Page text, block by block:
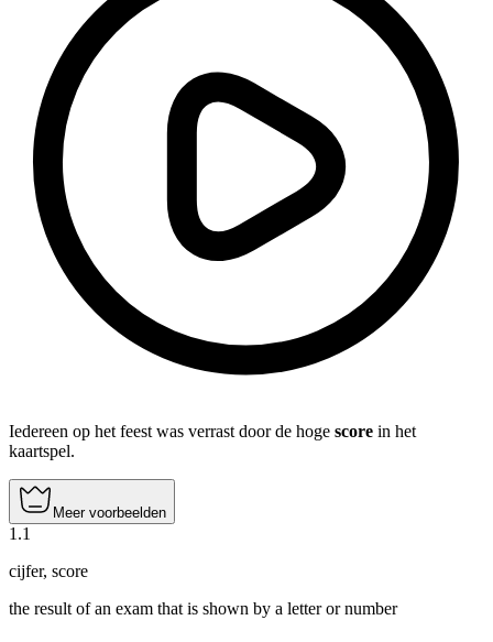
Iedereen op het feest was verrast door de hoge score in het
kaartspel.
Meer voorbeelden
1 .1
cijfer, score
the result of an exam that is shown by a letter or number